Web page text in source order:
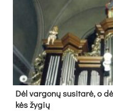
Dėl var­go­nų su­si­ta­rė, o
kės žy­gių